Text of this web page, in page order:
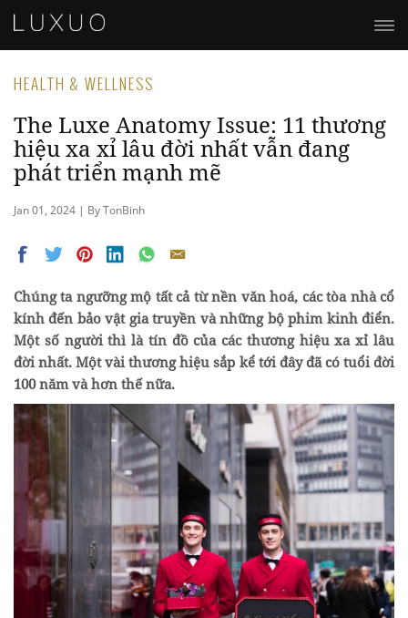
HEALTH & WELLNESS
The Luxe Anatomy Issue: 11 thương
hiệu xa xỉ lâu đời nhất vẫn đang
phát triển mạnh mẽ
Jan 01, 2024 | By TonBinh
Chúng ta ngưỡng mộ tất cả từ nền văn hoá, các tòa nhà cổ
kính đến bảo vật gia truyền và những bộ phim kinh điển.
Một số người thì là tín đồ của các thương hiệu xa xỉ lâu
đời nhất. Một vài thương hiệu sắp kể tới đây đã có tuổi đời
100 năm và hơn thế nữa.